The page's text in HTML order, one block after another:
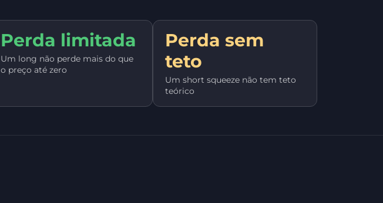
Perda limitada
Um long não perde mais do que
o preço até zero
Perda sem
teto
Um short squeeze não tem teto
teórico